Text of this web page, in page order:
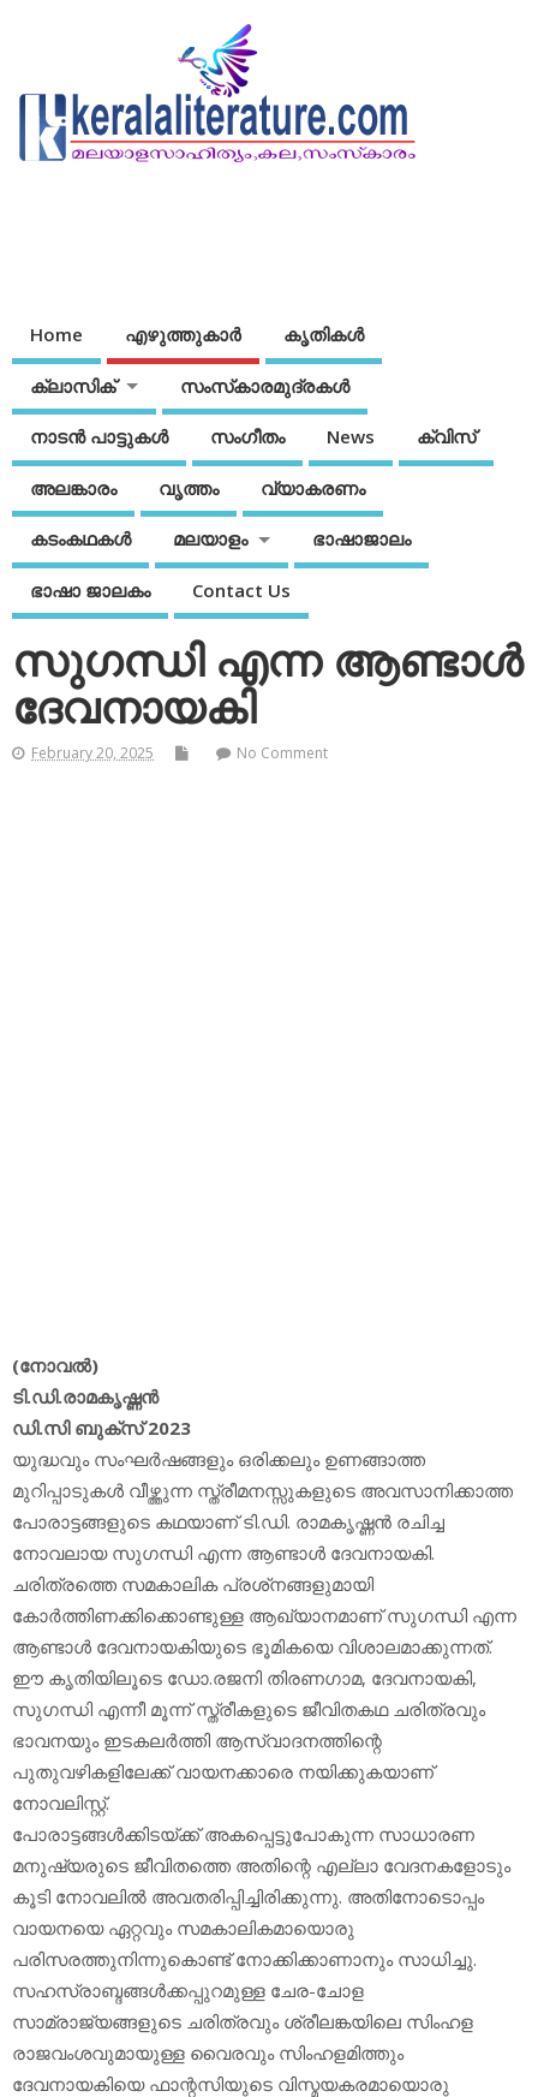
Home എഴുത്തുകാര്‍ കൃതികൾ
ക്ലാസിക് സംസ്‌കാരമുദ്രകള്‍
നാടന്‍ പാട്ടുകള്‍ സംഗീതം News ക്വിസ്
അലങ്കാരം വൃത്തം വ്യാകരണം
കടംകഥകള്‍ മലയാളം ഭാഷാജാലം
ഭാഷാ ജാലകം Contact Us
സുഗന്ധി എന്ന ആണ്ടാള്‍
ദേവനായകി
February 20, 2025 No Comment
(നോവല്‍)
ടി.ഡി.രാമകൃഷ്ണന്‍
ഡി.സി ബുക്‌സ് 2023
യുദ്ധവും സംഘര്‍ഷങ്ങളും ഒരിക്കലും ഉണങ്ങാത്ത
മുറിപ്പാടുകള്‍ വീഴ്ത്തുന്ന സ്ത്രീമനസ്സുകളുടെ അവസാനിക്കാത്ത
പോരാട്ടങ്ങളുടെ കഥയാണ് ടി.ഡി. രാമകൃഷ്ണന്‍ രചിച്ച
നോവലായ സുഗന്ധി എന്ന ആണ്ടാള്‍ ദേവനായകി.
ചരിത്രത്തെ സമകാലിക പ്രശ്‌നങ്ങളുമായി
കോര്‍ത്തിണക്കിക്കൊണ്ടുള്ള ആഖ്യാനമാണ് സുഗന്ധി എന്ന
ആണ്ടാള്‍ ദേവനായകിയുടെ ഭൂമികയെ വിശാലമാക്കുന്നത്.
ഈ കൃതിയിലൂടെ ഡോ.രജനി തിരണഗാമ, ദേവനായകി,
സുഗന്ധി എന്നീ മൂന്ന് സ്ത്രീകളുടെ ജീവിതകഥ ചരിത്രവും
ഭാവനയും ഇടകലര്‍ത്തി ആസ്വാദനത്തിന്റെ
പുതുവഴികളിലേക്ക് വായനക്കാരെ നയിക്കുകയാണ്
നോവലിസ്റ്റ്.
പോരാട്ടങ്ങള്‍ക്കിടയ്ക്ക് അകപ്പെട്ടുപോകുന്ന സാധാരണ
മനുഷ്യരുടെ ജീവിതത്തെ അതിന്റെ എല്ലാ വേദനകളോടും
കൂടി നോവലില്‍ അവതരിപ്പിച്ചിരിക്കുന്നു. അതിനോടൊപ്പം
വായനയെ ഏറ്റവും സമകാലികമായൊരു
പരിസരത്തുനിന്നുകൊണ്ട് നോക്കിക്കാണാനും സാധിച്ചു.
സഹസ്രാബ്ദങ്ങള്‍ക്കപ്പുറമുള്ള ചേര-ചോള
സാമ്രാജ്യങ്ങളുടെ ചരിത്രവും ശ്രീലങ്കയിലെ സിംഹള
രാജവംശവുമായുള്ള വൈരവും സിംഹളമിത്തും
ദേവനായകിയെ ഫാന്റസിയുടെ വിസ്മയകരമായൊരു